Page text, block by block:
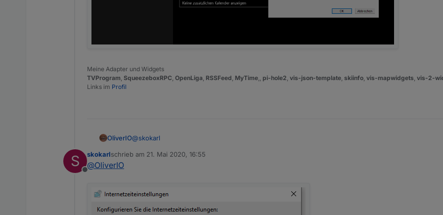
Meine Adapter und Widgets
TVProgram SqueezeboxRPC OpenLiga RSSFeed MyTime pi-hole2 vis-json-template skiinfo vis-mapwidgets vis-2-
Links im Profil
OliverIO@skokarl
für zeitservices kann man hier nachschauen.
S
Offline
skokarlschrieb am 21. Mai 2020, 16:55
zuletzt editiert von
@OliverIO